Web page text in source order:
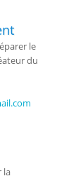
le
du
la